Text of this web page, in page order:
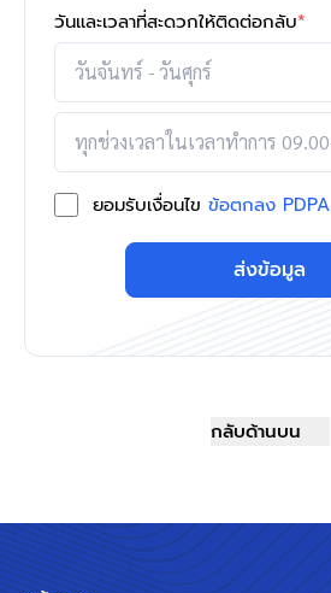
วันและเวลาที่สะดวกให้ติดต่อกลับ*
ยอมรับเงื่อนไข ข้อตกลง PDPA
ส่งข้อมูล
กลับด้านบน